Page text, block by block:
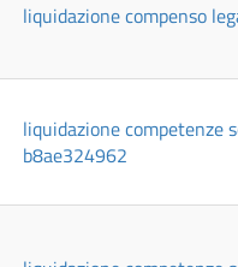
liquidazione compenso
liquidazione competenze
b8ae324962